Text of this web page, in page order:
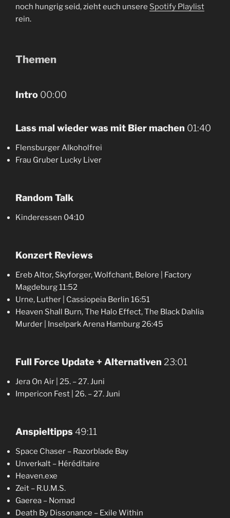
noch hungrig seid, zieht euch unsere ⁠Spotify Playlist⁠
rein.
Themen
Intro 00:00
Lass mal wieder was mit Bier machen 01:40
Flensburger Alkoholfrei
Frau Gruber Lucky Liver
Random Talk
Kinderessen 04:10
Konzert Reviews
Ereb Altor, Skyforger, Wolfchant, Belore | Factory
Magdeburg 11:52
Urne, Luther | Cassiopeia Berlin 16:51
Heaven Shall Burn, The Halo Effect, The Black Dahlia
Murder | Inselpark Arena Hamburg 26:45
Full Force Update + Alternativen 23:01
Jera On Air | 25. – 27. Juni
Impericon Fest | 26. – 27. Juni
Anspieltipps49:11
Space Chaser – Razorblade Bay
Unverkalt – Héréditaire
Heaven.exe
Zeit – R.U.M.S.
Gaerea – Nomad
Death By Dissonance – Exile Within